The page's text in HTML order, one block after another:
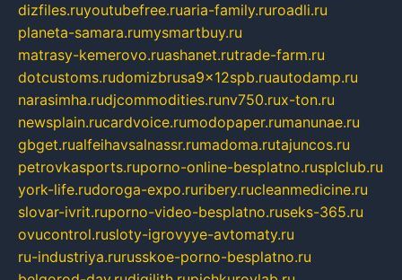
dizfiles.ruyoutubefree.ruaria-family.ruroadli.ru
planeta-samara.rumysmartbuy.ru
matrasy-kemerovo.ruashanet.rutrade-farm.ru
dotcustoms.rudomizbrusa9x12spb.ruautodamp.ru
narasimha.rudjcommodities.runv750.rux-ton.ru
newsplain.rucardvoice.rumodopaper.rumanunae.ru
gbget.rualfeihavsalnassr.rumadoma.rutajuncos.ru
petrovkasports.ruporno-online-besplatno.rusplclub.ru
york-life.rudoroga-expo.ruribery.rucleanmedicine.ru
slovar-ivrit.ruporno-video-besplatno.ruseks-365.ru
ovucontrol.rusloty-igrovyye-avtomaty.ru
ru-industriya.rurusskoe-porno-besplatno.ru